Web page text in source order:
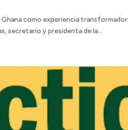
como experiencia
secretario y presidenta de la...